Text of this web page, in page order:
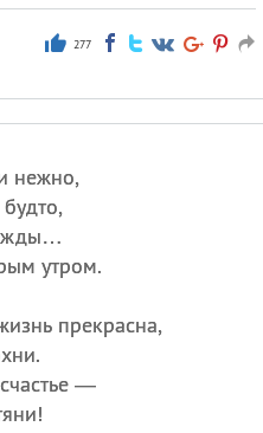
277
нежно,
утром.
прекрасна,
—